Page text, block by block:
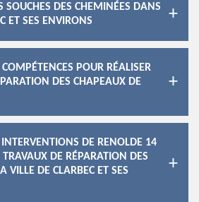
SOUCHES DES CHEMINÉES DANS
ET SES ENVIRONS
POUR RÉALISER
DES CHAPEAUX DE
INTERVENTIONS DE RENOLDE 14
TRAVAUX DE RÉPARATION DES
VILLE DE CLARBEC ET SES